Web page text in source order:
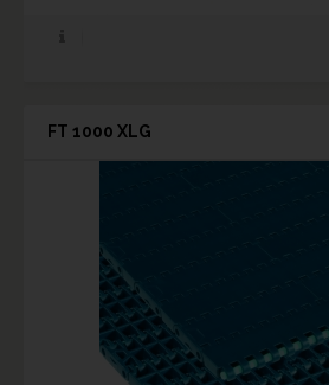
FT 1000 XLG